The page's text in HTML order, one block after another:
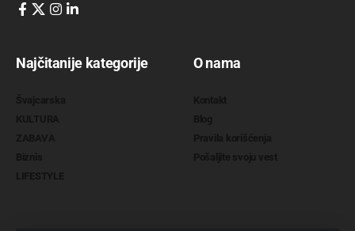
Najčitanije kategorije O nama